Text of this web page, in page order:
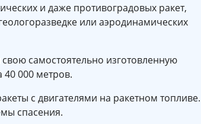
и даже противоградовых ракет,
или аэродинамических
самостоятельно изготовленную
40 000 метров.
с двигателями на ракетном топливе.
спасения.